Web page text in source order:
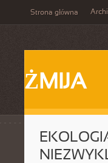
Strona główna
ŻMIJA